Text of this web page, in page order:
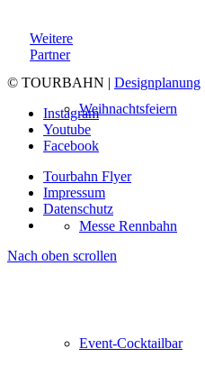
Weihnachtsfeiern
Messe Rennbahn
Event-Cocktailbar
Weitere
Partner
© TOURBAHN | Designplanung
Instagram
Youtube
Facebook
Tourbahn Flyer
Impressum
Datenschutz
Nach oben scrollen